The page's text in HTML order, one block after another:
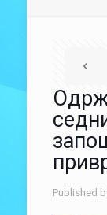
Published